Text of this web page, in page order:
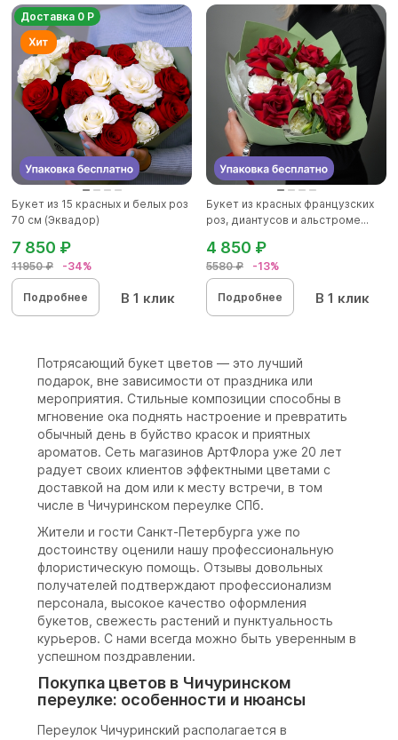
Доставка 0 Р
Букет из 15 красных и белых роз
70 см (Эквадор)
11950 ₽ -34%
7 850 ₽
Подробнее В 1 клик
Букет из красных французских
роз, диантусов и альстроме...
5580 ₽ -13%
4 850 ₽
Подробнее В 1 клик
Потрясающий букет цветов — это лучший
подарок, вне зависимости от праздника или
мероприятия. Стильные композиции способны в
мгновение ока поднять настроение и превратить
обычный день в буйство красок и приятных
ароматов. Сеть магазинов АртФлора уже 20 лет
радует своих клиентов эффектными цветами с
доставкой на дом или к месту встречи, в том
числе в Чичуринском переулке СПб.
Жители и гости Санкт-Петербурга уже по
достоинству оценили нашу профессиональную
флористическую помощь. Отзывы довольных
получателей подтверждают профессионализм
персонала, высокое качество оформления
букетов, свежесть растений и пунктуальность
курьеров. С нами всегда можно быть уверенным в
успешном поздравлении.
Покупка цветов в Чичуринском
переулке: особенности и нюансы
Переулок Чичуринский располагается в